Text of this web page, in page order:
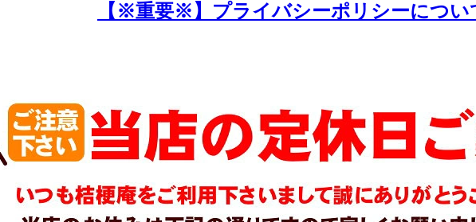
【※重要※】プライバシーポリシーについ